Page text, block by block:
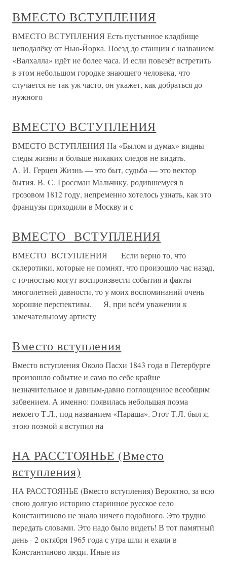
ВМЕСТО ВСТУПЛЕНИЯ
ВМЕСТО ВСТУПЛЕНИЯ Есть пустынное кладбище
неподалёку от Нью-Йорка. Поезд до станции с названием
«Валхалла» идёт не более часа. И если повезёт встретить
в этом небольшом городке знающего человека, что
случается не так уж часто, он укажет, как добраться до
нужного
ВМЕСТО ВСТУПЛЕНИЯ
ВМЕСТО ВСТУПЛЕНИЯ На «Былом и думах» видны
следы жизни и больше никаких следов не видать.
А. И. Герцен Жизнь — это быт, судьба — это вектор
бытия. В. С. Гроссман Мальчику, родившемуся в
грозовом 1812 году, непременно хотелось узнать, как это
французы приходили в Москву и с
ВМЕСТО ВСТУПЛЕНИЯ
ВМЕСТО ВСТУПЛЕНИЯ Если верно то, что
склеротики, которые не помнят, что произошло час назад,
с точностью могут воспроизвести события и факты
многолетней давности, то у моих воспоминаний очень
хорошие перспективы. Я, при всём уважении к
замечательному артисту
Вместо вступления
Вместо вступления Около Пасхи 1843 года в Петербурге
произошло событие и само по себе крайне
незначительное и давным-давно поглощенное всеобщим
забвением. А именно: появилась небольшая поэма
некоего Т.Л., под названием «Параша». Этот Т.Л. был я;
этою поэмой я вступил на
НА РАССТОЯНЬЕ (Вместо
вступления)
НА РАССТОЯНЬЕ (Вместо вступления) Вероятно, за всю
свою долгую историю старинное русское село
Константиново не знало ничего подобного. Это трудно
передать словами. Это надо было видеть! В тот памятный
день - 2 октября 1965 года с утра шли и ехали в
Константиново люди. Иные из